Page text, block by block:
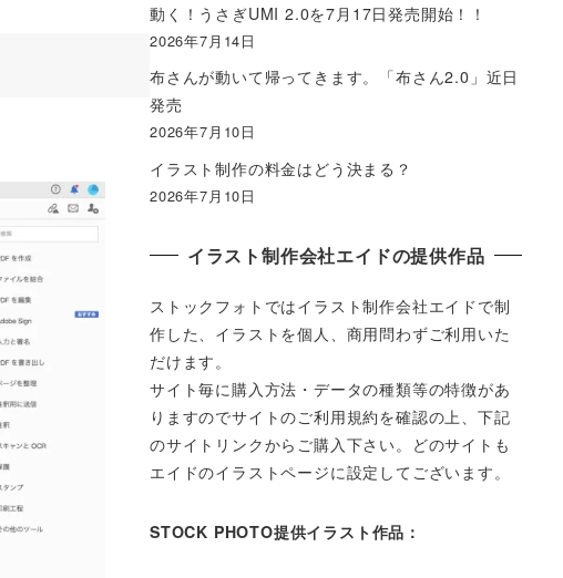
動く！うさぎUMI 2.0を7月17日発売開始！！
2026年7月14日
布さんが動いて帰ってきます。「布さん2.0」近日
発売
2026年7月10日
イラスト制作の料金はどう決まる？
2026年7月10日
イラスト制作会社エイドの提供作品
ストックフォトではイラスト制作会社エイドで制
作した、イラストを個人、商用問わずご利用いた
だけます。
サイト毎に購入方法・データの種類等の特徴があ
りますのでサイトのご利用規約を確認の上、下記
のサイトリンクからご購入下さい。どのサイトも
エイドのイラストページに設定してございます。
STOCK PHOTO提供イラスト作品：